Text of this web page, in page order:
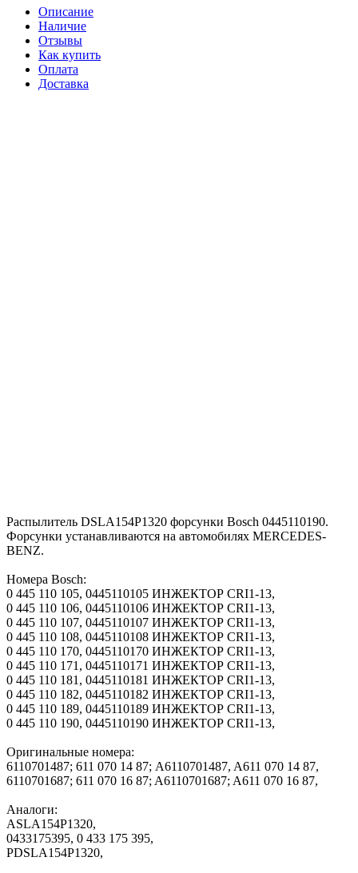
Описание
Наличие
Отзывы
Как купить
Оплата
Доставка
Распылитель DSLA154P1320 форсунки Bosch 0445110190.
Форсунки устанавливаются на автомобилях MERCEDES-
BENZ.
Номера Bosch:
0 445 110 105, 0445110105 ИНЖЕКТОР CRI1-13,
0 445 110 106, 0445110106 ИНЖЕКТОР CRI1-13,
0 445 110 107, 0445110107 ИНЖЕКТОР CRI1-13,
0 445 110 108, 0445110108 ИНЖЕКТОР CRI1-13,
0 445 110 170, 0445110170 ИНЖЕКТОР CRI1-13,
0 445 110 171, 0445110171 ИНЖЕКТОР CRI1-13,
0 445 110 181, 0445110181 ИНЖЕКТОР CRI1-13,
0 445 110 182, 0445110182 ИНЖЕКТОР CRI1-13,
0 445 110 189, 0445110189 ИНЖЕКТОР CRI1-13,
0 445 110 190, 0445110190 ИНЖЕКТОР CRI1-13,
Оригинальные номера:
6110701487; 611 070 14 87; A6110701487, A611 070 14 87,
6110701687; 611 070 16 87; A6110701687; A611 070 16 87,
Аналоги:
ASLA154P1320,
0433175395, 0 433 175 395,
PDSLA154P1320,